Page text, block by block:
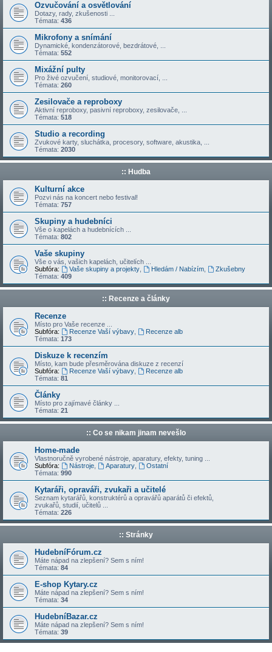
Ozvučování a osvětlování
Dotazy, rady, zkušenosti ...
Témata: 436
Mikrofony a snímání
Dynamické, kondenzátorové, bezdrátové, ...
Témata: 552
Mixážní pulty
Pro živé ozvučení, studiové, monitorovací, ...
Témata: 260
Zesilovače a reproboxy
Aktivní reproboxy, pasivní reproboxy, zesilovače, ...
Témata: 518
Studio a recording
Zvukové karty, sluchátka, procesory, software, akustika, ...
Témata: 2030
:: Hudba
Kulturní akce
Pozvi nás na koncert nebo festival!
Témata: 757
Skupiny a hudebníci
Vše o kapelách a hudebnících ...
Témata: 802
Vaše skupiny
Vše o vás, vašich kapelách, učitelích ...
Subfóra:
Vaše skupiny a projekty, Hledám / Nabízím,
Zkušebny
Témata: 409
:: Recenze a články
Recenze
Místo pro Vaše recenze ...
Subfóra:
Recenze Vaší výbavy,
Recenze alb
Témata: 173
Diskuze k recenzím
Místo, kam bude přesměrována diskuze z recenzí
Subfóra:
Recenze Vaší výbavy,
Recenze alb
Témata: 81
Články
Místo pro zajímavé články ...
Témata: 21
:: Co se nikam jinam nevešlo
Home-made
Vlastnoručně vyrobené nástroje, aparatury, efekty, tuning ...
Subfóra:
Nástroje, Aparatury,
Ostatní
Témata: 990
Kytaráři, opraváři, zvukaři a učitelé
Seznam kytarářů, konstruktérů a opravářů aparátů či efektů,
zvukařů, studií, učitelů ...
Témata: 226
:: Stránky
HudebníFórum.cz
Máte nápad na zlepšení? Sem s ním!
Témata: 84
E-shop Kytary.cz
Máte nápad na zlepšení? Sem s ním!
Témata: 34
HudebníBazar.cz
Máte nápad na zlepšení? Sem s ním!
Témata: 39